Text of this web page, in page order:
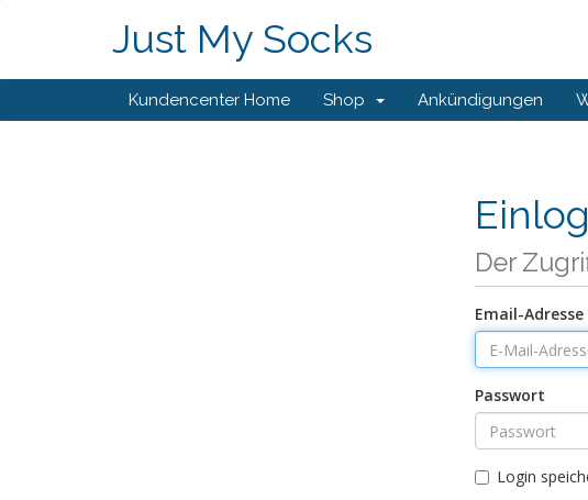
Just My Socks
Kundencenter Home Shop Ankündigungen
Der
Email-Adresse
Passwort
Login